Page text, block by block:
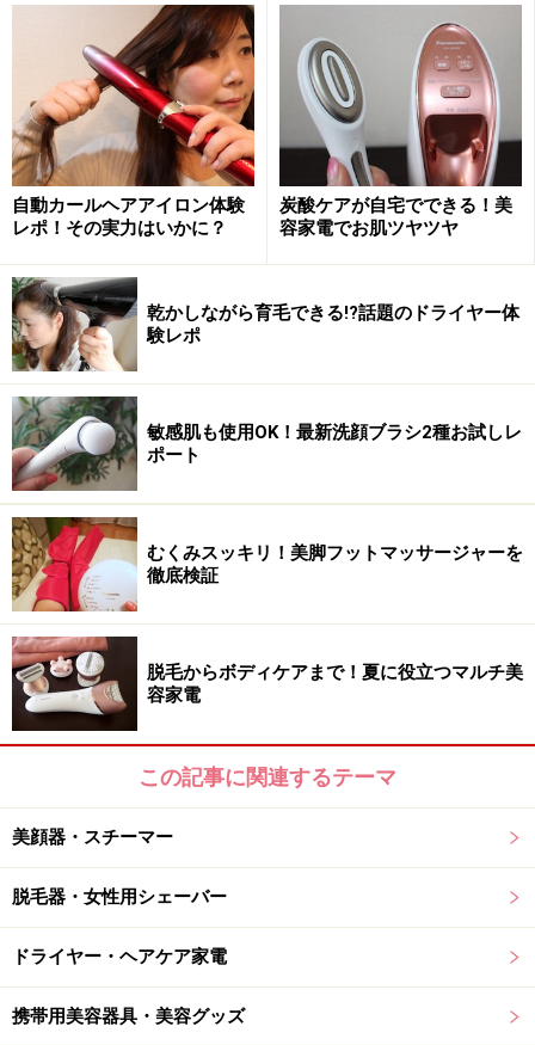
ると自動停止する機種も多くなっています。
電動洗顔ブラシの主な機能を紹介
とは限りません
一口に「電動洗顔ブラシ」と言っても、メーカーによっ
て特徴はさまざま。主な機能は、大きく分けると以下の
４つで、ほとんどの機種が２つまたは３つの機能を組み
合わせて搭載しています。
■音波振動タイプ
ブラシで肌の表面や毛穴の汚れを落としつつ、高速振動
させることによって、ブラシが届かない毛穴の奥の汚れ
も浮かせて落とす働きがあります。毛穴の詰まりが取れ
ることで、化粧水や美容液などの浸透効果もアップ！
■ブラシ回転タイプ
ブラシそのものが自動回転するため、手でクルクルと動
かす必要はなし。肌に軽く当て、すーっと移動させるだ
けで、汚れを落としてくれます。
■自動泡立てタイプ
洗顔料は、しっかり泡立ててから顔に乗せることで泡が
自動カールヘアアイロン体験
レポ！その実力はいかに？
炭酸ケアが自宅でできる！美
容家電でお肌ツヤツヤ
乾かしながら育毛できる!?話題のドライヤー体
験レポ
敏感肌も使用OK！最新洗顔ブラシ2種お試しレ
ポート
むくみスッキリ！美脚フットマッサージャーを
徹底検証
脱毛からボディケアまで！夏に役立つマルチ美
容家電
この記事に関連するテーマ
美顔器・スチーマー
脱毛器・女性用シェーバー
ドライヤー・ヘアケア家電
携帯用美容器具・美容グッズ